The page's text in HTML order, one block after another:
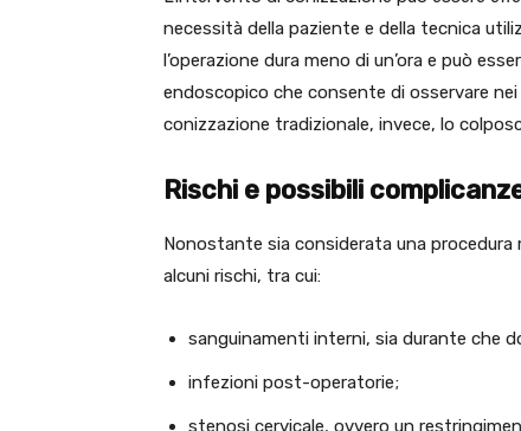
necessità della paziente e della tecnica
l’operazione dura meno di un’ora e può
endoscopico che consente di osservare
conizzazione tradizionale, invece, lo
Rischi e possibili
Nonostante sia considerata una
alcuni rischi, tra cui:
sanguinamenti interni, sia durante che
infezioni post-operatorie;
stenosi cervicale, ovvero un